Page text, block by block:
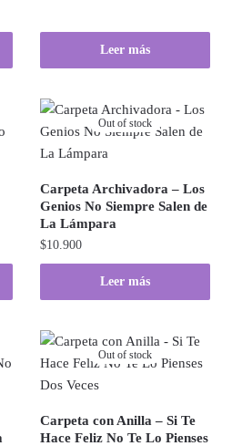
Leer más
Out of stock
Carpeta Archivadora – Los
Genios No Siempre Salen de
La Lámpara
$10.900
Leer más
Out of stock
Carpeta con Anilla – Si Te
Hace Feliz No Te Lo Pienses